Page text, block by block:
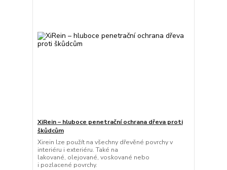
XiRein – hluboce penetrační ochrana dřeva proti
škůdcům
Xirein lze použít na všechny dřevěné povrchy v
interiéru i exteriéru. Také na
lakované, olejované, voskované nebo
i pozlacené povrchy.